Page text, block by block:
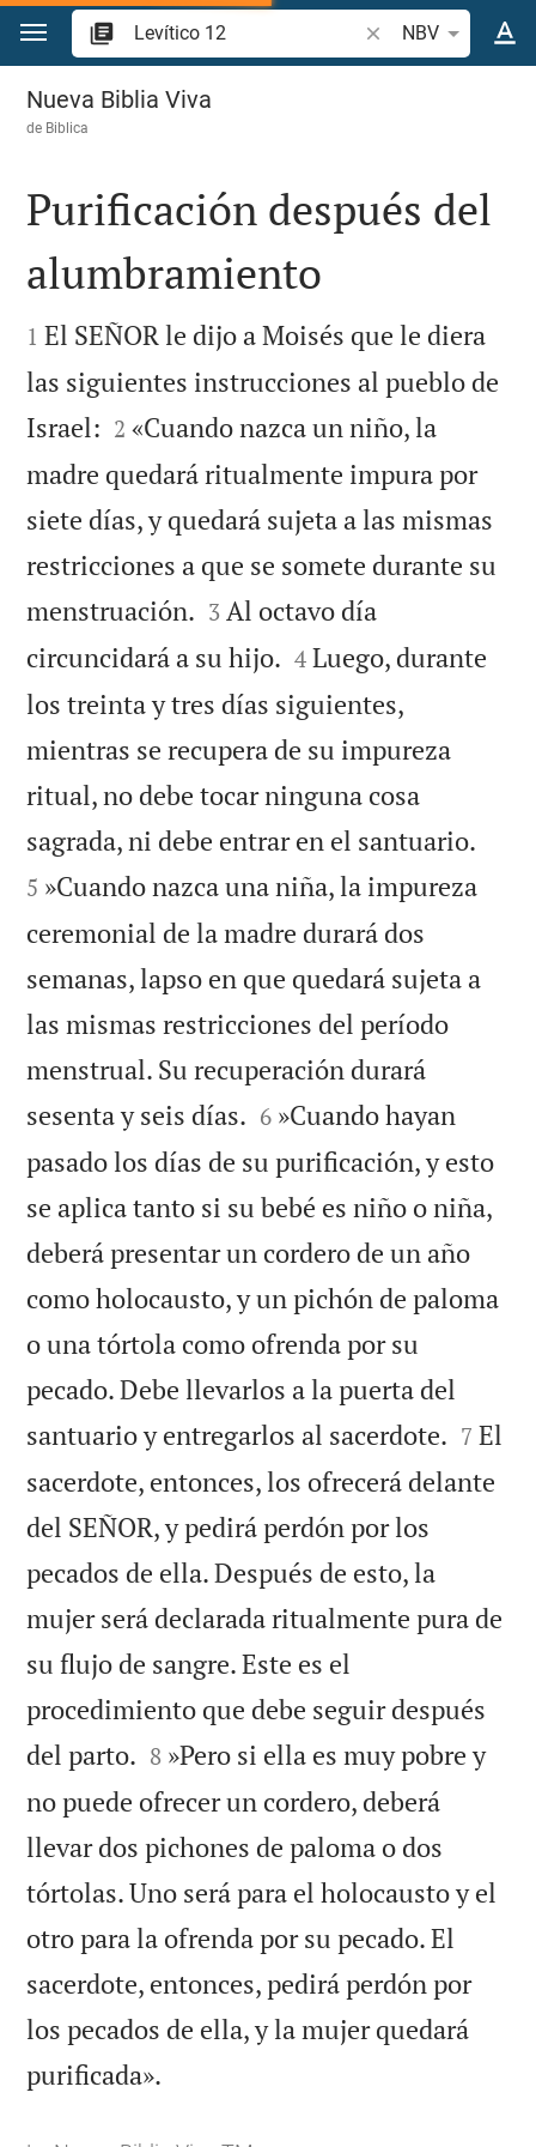
Ir a un contenido
Buscar versículo
NBV
Levítico 12
Nueva Biblia Viva
de Biblica

Purificación después del
alumbramiento

1 El SEÑOR le dijo a Moisés que le diera
las siguientes instrucciones al pueblo de
Israel: 

2 «Cuando nazca un niño, la
madre quedará ritualmente impura por
siete días, y quedará sujeta a las mismas
restricciones a que se somete durante su
menstruación. 

3 Al octavo día
circuncidará a su hijo. 

4 Luego, durante
los treinta y tres días siguientes,
mientras se recupera de su impureza
ritual, no debe tocar ninguna cosa
sagrada, ni debe entrar en el santuario.
5 »Cuando nazca una niña, la impureza
ceremonial de la madre durará dos
semanas, lapso en que quedará sujeta a
las mismas restricciones del período
menstrual. Su recuperación durará
sesenta y seis días. 

6 »Cuando hayan
pasado los días de su purificación, y esto
se aplica tanto si su bebé es niño o niña,
deberá presentar un cordero de un año
como holocausto, y un pichón de paloma
o una tórtola como ofrenda por su
pecado. Debe llevarlos a la puerta del
santuario y entregarlos al sacerdote. 

7 El
sacerdote, entonces, los ofrecerá delante
del SEÑOR, y pedirá perdón por los
pecados de ella. Después de esto, la
mujer será declarada ritualmente pura de
su flujo de sangre. Este es el
procedimiento que debe seguir después
del parto. 

8 »Pero si ella es muy pobre y
no puede ofrecer un cordero, deberá
llevar dos pichones de paloma o dos
tórtolas. Uno será para el holocausto y el
otro para la ofrenda por su pecado. El
sacerdote, entonces, pedirá perdón por
los pecados de ella, y la mujer quedará
purificada».